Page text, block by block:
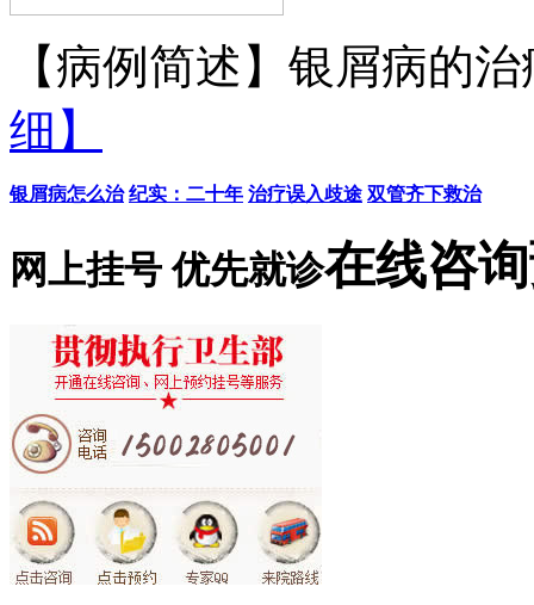
【病例简述】银屑病的
细】
银屑病怎么治 纪实：二十年 治疗误入歧途 双管齐下救治
网上挂号 优先就诊在线咨